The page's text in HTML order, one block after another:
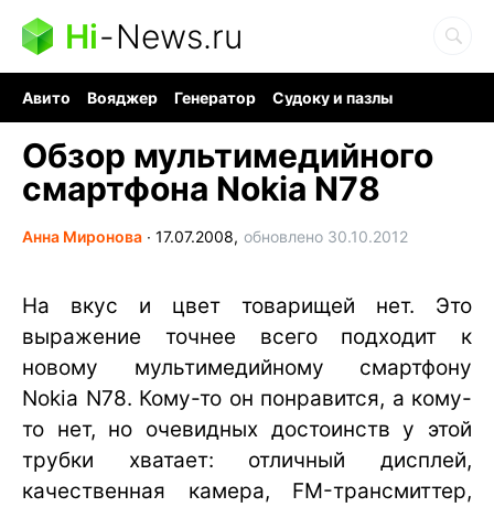
Hi-News.ru
Авито Вояджер Генератор
Судоку и пазлы
Обзор мультимедийного
смартфона Nokia N78
Анна Миронова ∙ 17.07.2008, обновлено 30.10.2012
На вкус и цвет товарищей нет. Это
выражение точнее всего подходит к
новому мультимедийному смартфону
Nokia N78. Кому-то он понравится, а кому-
то нет, но очевидных достоинств у этой
трубки хватает: отличный дисплей,
качественная камера, FM-трансмиттер,